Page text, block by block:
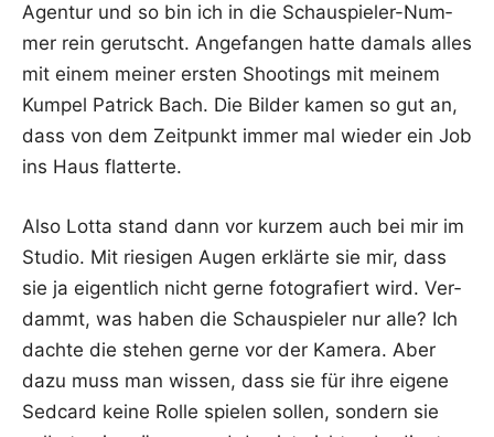
Agen­tur und so bin ich in die Schau­spie­ler-Num­
mer rein gerutscht. Ange­fan­gen hat­te damals alles
mit einem mei­ner ers­ten Shoo­tings mit mei­nem
Kum­pel Patrick Bach. Die Bil­der kamen so gut an,
dass von dem Zeit­punkt immer mal wie­der ein Job
ins Haus flatterte.
Also Lot­ta stand dann vor kur­zem auch bei mir im
Stu­dio. Mit rie­si­gen Augen erklär­te sie mir, dass
sie ja eigent­lich nicht ger­ne foto­gra­fiert wird. Ver­
dammt, was haben die Schau­spie­ler nur alle? Ich
dach­te die ste­hen ger­ne vor der Kame­ra. Aber
dazu muss man wis­sen, dass sie für ihre eige­ne
Sedcard kei­ne Rol­le spie­len sol­len, son­dern sie